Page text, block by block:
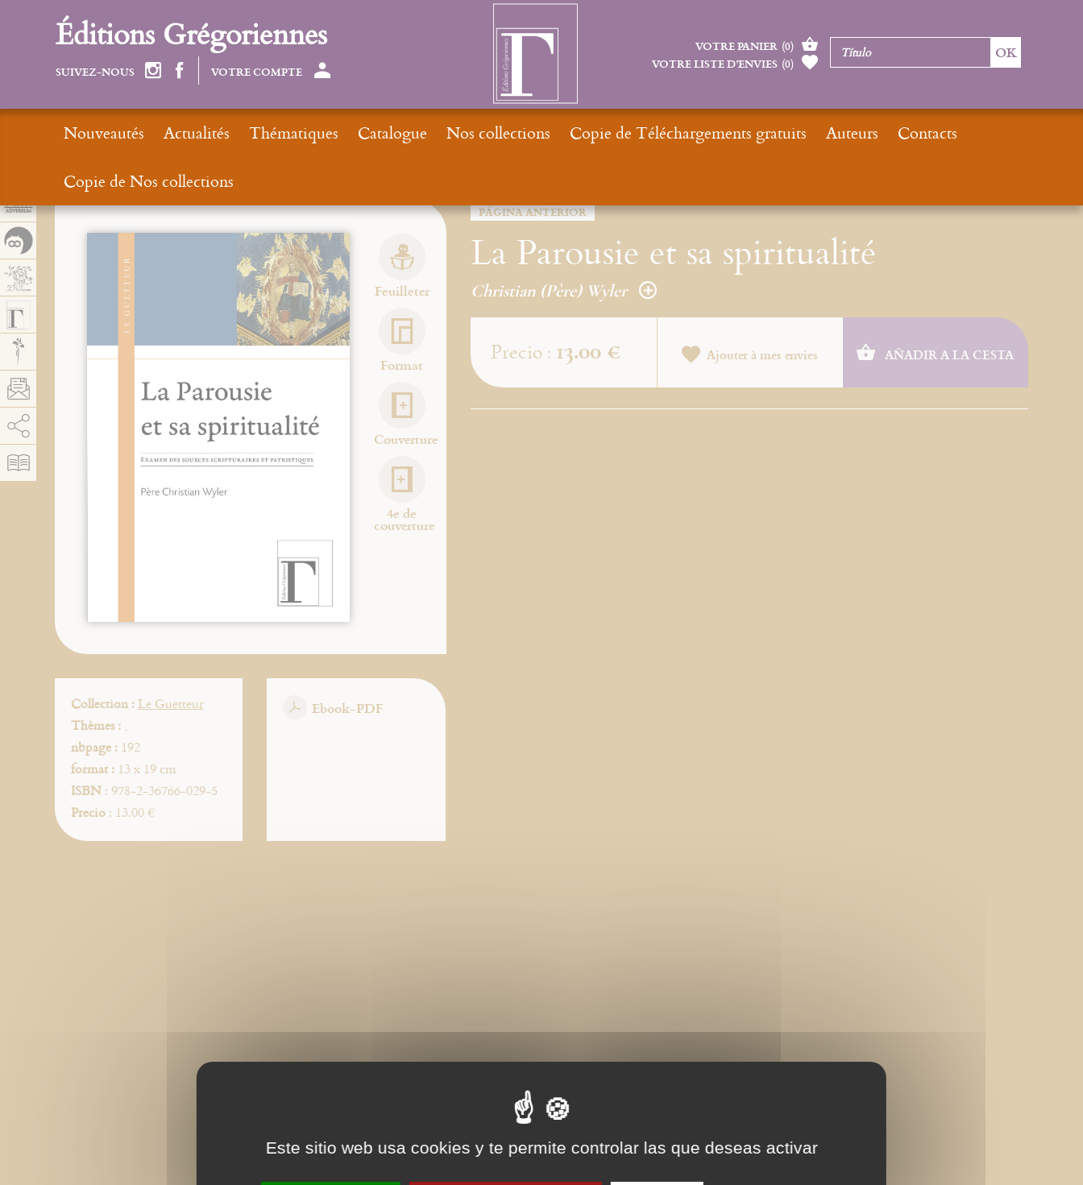
PÁGINA ANTERIOR
La Parousie et sa spiritualité
Christian (Père) Wyler
Feuilleter
Format
Couverture
4e de
couverture
Collection :Le Guetteur
Thèmes : ,
nbpage :192
format :13 x 19 cm
ISBN: 978-2-36766-029-5
Precio: 13.00 €
Ebook-PDF
Precio : 13.00 € Ajouter à mes envies AÑADIR A LA CESTA
Éditions Grégoriennes
SUIVEZ-NOUS VOTRE COMPTE
VOTRE PANIER (0)
VOTRE LISTE D’ENVIES (0)
Nouveautés Actualités Thématiques Catalogue Nos collections Copie de Téléchargements gratuits Auteurs
Contacts
Copie de Nos collections
Permitir
Panel de gestión de cookies
Este sitio web usa cookies y te permite controlar las que deseas activar